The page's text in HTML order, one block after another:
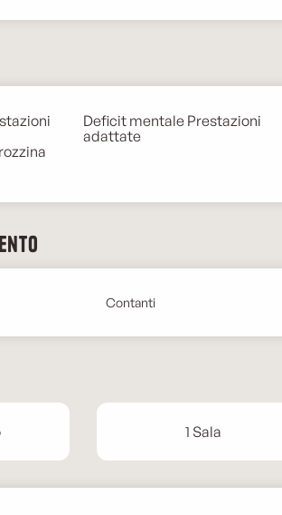
Deficit mentale Prestazioni
adattate
Contanti
1 Sala